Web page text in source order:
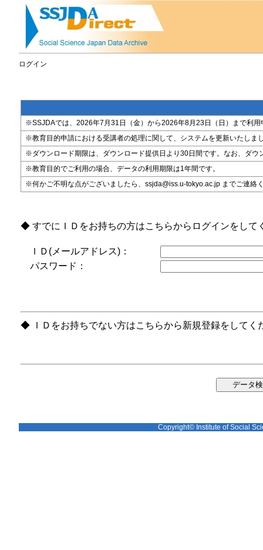
ログイン
※SSJDAでは、2026年7月31日（金）から2026年8月23日（日）まで利
※教育目的申請における受講者の処理に関して、システムを更新いたしま
※ダウンロード期限は、ダウンロード提供日より30日間です。なお、ダ
※教育目的でご利用の場合、データの利用期限は1年間です。
※何かご不明な点がございましたら、ssjda@iss.u-tokyo.ac.jp までご連絡
◆ すでにＩＤをお持ちの方はこちらからログインをして
ＩＤ(メールアドレス)：
パスワード：
◆ ＩＤをお持ちでない方はこちらから新規登録をしてく
Copyright© Institute of Social